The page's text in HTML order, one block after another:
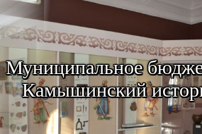
Муниципальное
Камышинский